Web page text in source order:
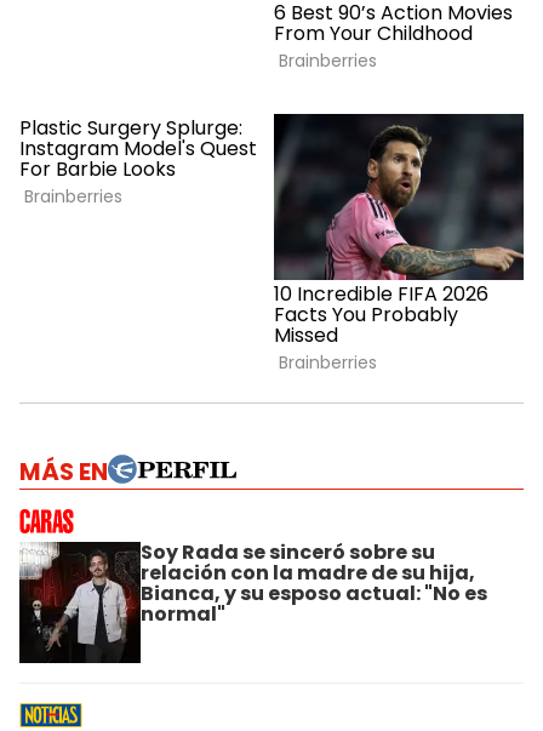
MÁS EN
Soy Rada se sinceró sobre su
relación con la madre de su hija,
Bianca, y su esposo actual: "No es
normal"